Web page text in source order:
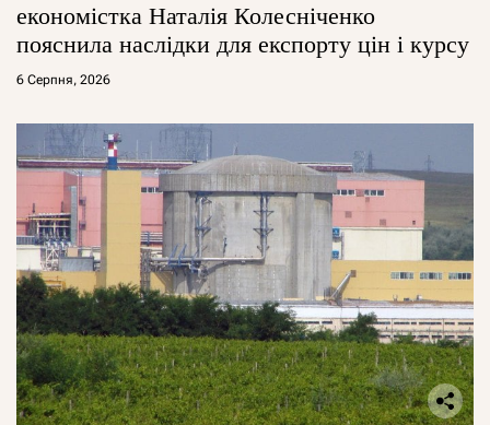
економістка Наталія Колесніченко
пояснила наслідки для експорту цін і курсу
6 Серпня, 2026